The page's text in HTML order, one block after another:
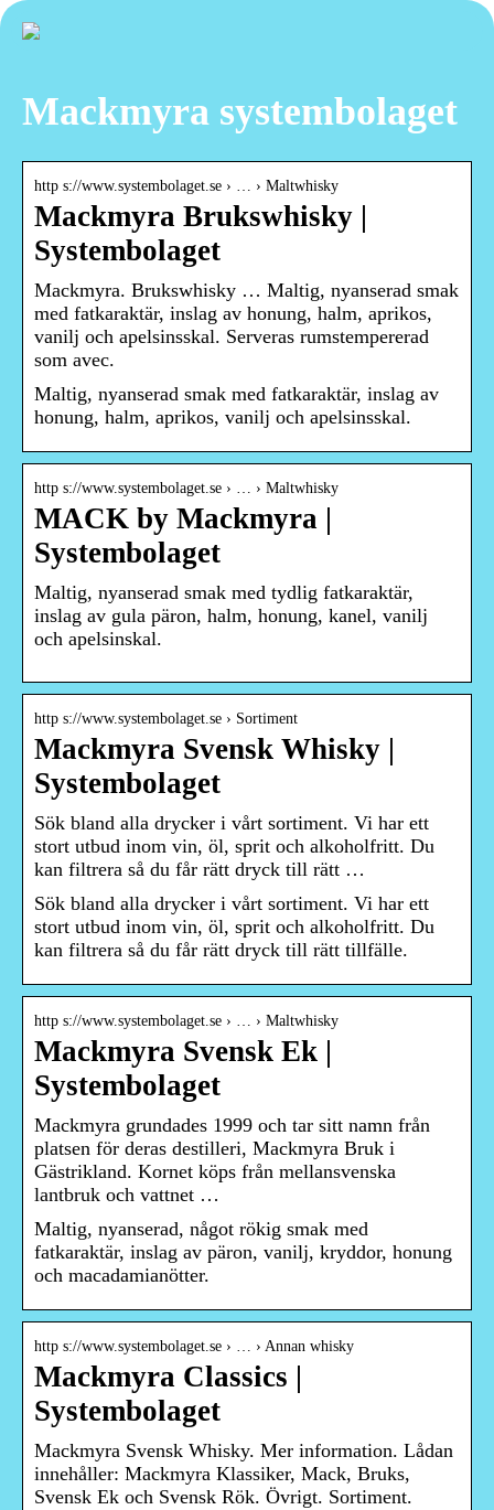
Mackmyra systembolaget
http s://www.systembolaget.se › … › Maltwhisky
Mackmyra Brukswhisky |
Systembolaget
Mackmyra. Brukswhisky … Maltig, nyanserad smak
med fatkaraktär, inslag av honung, halm, aprikos,
vanilj och apelsinsskal. Serveras rumstempererad
som avec.
Maltig, nyanserad smak med fatkaraktär, inslag av
honung, halm, aprikos, vanilj och apelsinsskal.
http s://www.systembolaget.se › … › Maltwhisky
MACK by Mackmyra |
Systembolaget
Maltig, nyanserad smak med tydlig fatkaraktär,
inslag av gula päron, halm, honung, kanel, vanilj
och apelsinskal.
http s://www.systembolaget.se › Sortiment
Mackmyra Svensk Whisky |
Systembolaget
Sök bland alla drycker i vårt sortiment. Vi har ett
stort utbud inom vin, öl, sprit och alkoholfritt. Du
kan filtrera så du får rätt dryck till rätt …
Sök bland alla drycker i vårt sortiment. Vi har ett
stort utbud inom vin, öl, sprit och alkoholfritt. Du
kan filtrera så du får rätt dryck till rätt tillfälle.
http s://www.systembolaget.se › … › Maltwhisky
Mackmyra Svensk Ek |
Systembolaget
Mackmyra grundades 1999 och tar sitt namn från
platsen för deras destilleri, Mackmyra Bruk i
Gästrikland. Kornet köps från mellansvenska
lantbruk och vattnet …
Maltig, nyanserad, något rökig smak med
fatkaraktär, inslag av päron, vanilj, kryddor, honung
och macadamianötter.
http s://www.systembolaget.se › … › Annan whisky
Mackmyra Classics |
Systembolaget
Mackmyra Svensk Whisky. Mer information. Lådan
innehåller: Mackmyra Klassiker, Mack, Bruks,
Svensk Ek och Svensk Rök. Övrigt. Sortiment.